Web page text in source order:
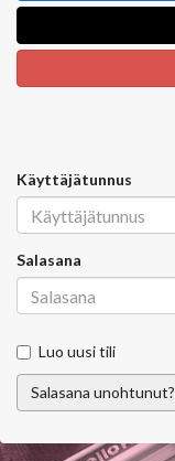
Käyttäjätunnus
Salasana
Luo uusi tili
Salasana unohtunut?